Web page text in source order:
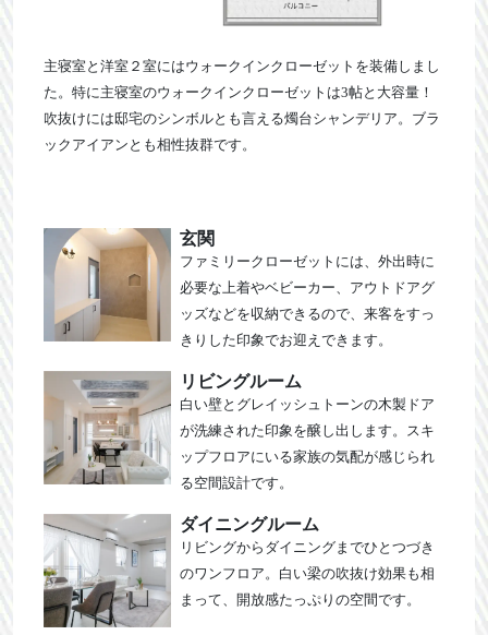
主寝室と洋室２室にはウォークインクローゼットを装備しまし
た。特に主寝室のウォークインクローゼットは3帖と大容量！
吹抜けには邸宅のシンボルとも言える燭台シャンデリア。ブラ
ックアイアンとも相性抜群です。
玄関
ファミリークローゼットには、外出時に
必要な上着やベビーカー、アウトドアグ
ッズなどを収納できるので、来客をすっ
きりした印象でお迎えできます。
リビングルーム
白い壁とグレイッシュトーンの木製ドア
が洗練された印象を醸し出します。スキ
ップフロアにいる家族の気配が感じられ
る空間設計です。
ダイニングルーム
リビングからダイニングまでひとつづき
のワンフロア。白い梁の吹抜け効果も相
まって、開放感たっぷりの空間です。